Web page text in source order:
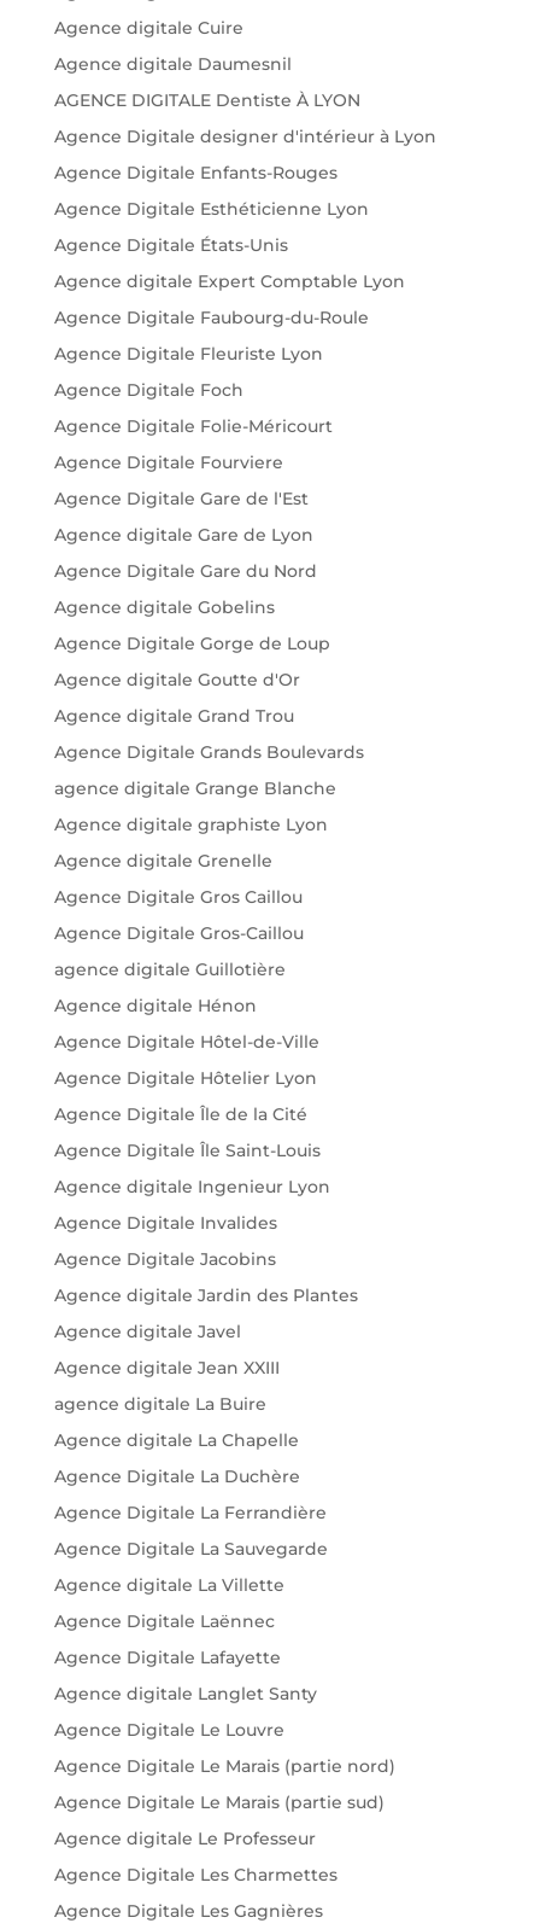
Agence digitale Cuire
Agence digitale Daumesnil
AGENCE DIGITALE Dentiste À LYON
Agence Digitale designer d'intérieur à Lyon
Agence Digitale Enfants-Rouges
Agence Digitale Esthéticienne Lyon
Agence Digitale États-Unis
Agence digitale Expert Comptable Lyon
Agence Digitale Faubourg-du-Roule
Agence Digitale Fleuriste Lyon
Agence Digitale Foch
Agence Digitale Folie-Méricourt
Agence Digitale Fourviere
Agence Digitale Gare de l'Est
Agence digitale Gare de Lyon
Agence Digitale Gare du Nord
Agence digitale Gobelins
Agence Digitale Gorge de Loup
Agence digitale Goutte d'Or
Agence digitale Grand Trou
Agence Digitale Grands Boulevards
agence digitale Grange Blanche
Agence digitale graphiste Lyon
Agence digitale Grenelle
Agence Digitale Gros Caillou
Agence Digitale Gros-Caillou
agence digitale Guillotière
Agence digitale Hénon
Agence Digitale Hôtel-de-Ville
Agence Digitale Hôtelier Lyon
Agence Digitale Île de la Cité
Agence Digitale Île Saint-Louis
Agence digitale Ingenieur Lyon
Agence Digitale Invalides
Agence Digitale Jacobins
Agence digitale Jardin des Plantes
Agence digitale Javel
Agence digitale Jean XXIII
agence digitale La Buire
Agence digitale La Chapelle
Agence Digitale La Duchère
Agence Digitale La Ferrandière
Agence Digitale La Sauvegarde
Agence digitale La Villette
Agence Digitale Laënnec
Agence Digitale Lafayette
Agence digitale Langlet Santy
Agence Digitale Le Louvre
Agence Digitale Le Marais (partie nord)
Agence Digitale Le Marais (partie sud)
Agence digitale Le Professeur
Agence Digitale Les Charmettes
Agence Digitale Les Gagnières